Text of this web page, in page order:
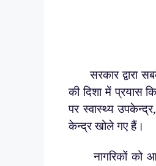
सरकार द्वारा
की दिशा में प्रयास
पर स्वास्थ्य
केन्द्र खोले गए हैं।
नागरिकों को